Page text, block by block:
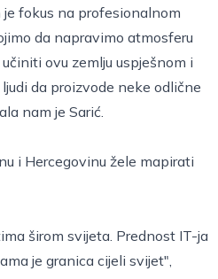
fokus na profesionalnom
da napravimo atmosferu
ovu zemlju uspješnom i
da proizvode neke odlične
nam je Sarić.
i Hercegovinu žele mapirati
širom svijeta. Prednost IT-ja
je granica cijeli svijet",